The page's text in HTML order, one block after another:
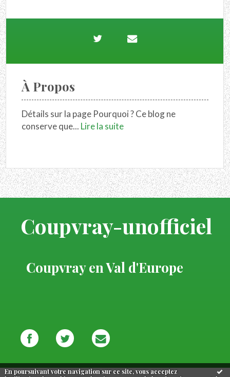
En poursuivant votre navigation sur ce site, vous acceptez
À Propos
Détails sur la page Pourquoi ? Ce blog ne
conserve que... Lire la suite
Coupvray-unofficiel
Coupvray en Val d'Europe